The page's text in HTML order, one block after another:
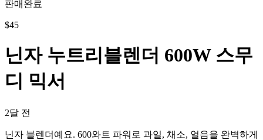
판매완료
$45
닌자 누트리블렌더 600W 스무
디 믹서
2달 전
닌자 블렌더예요. 600와트 파워로 과일, 채소, 얼음을 완벽하게